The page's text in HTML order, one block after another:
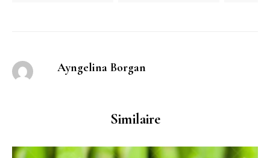
Ayngelina Borgan
Similaire